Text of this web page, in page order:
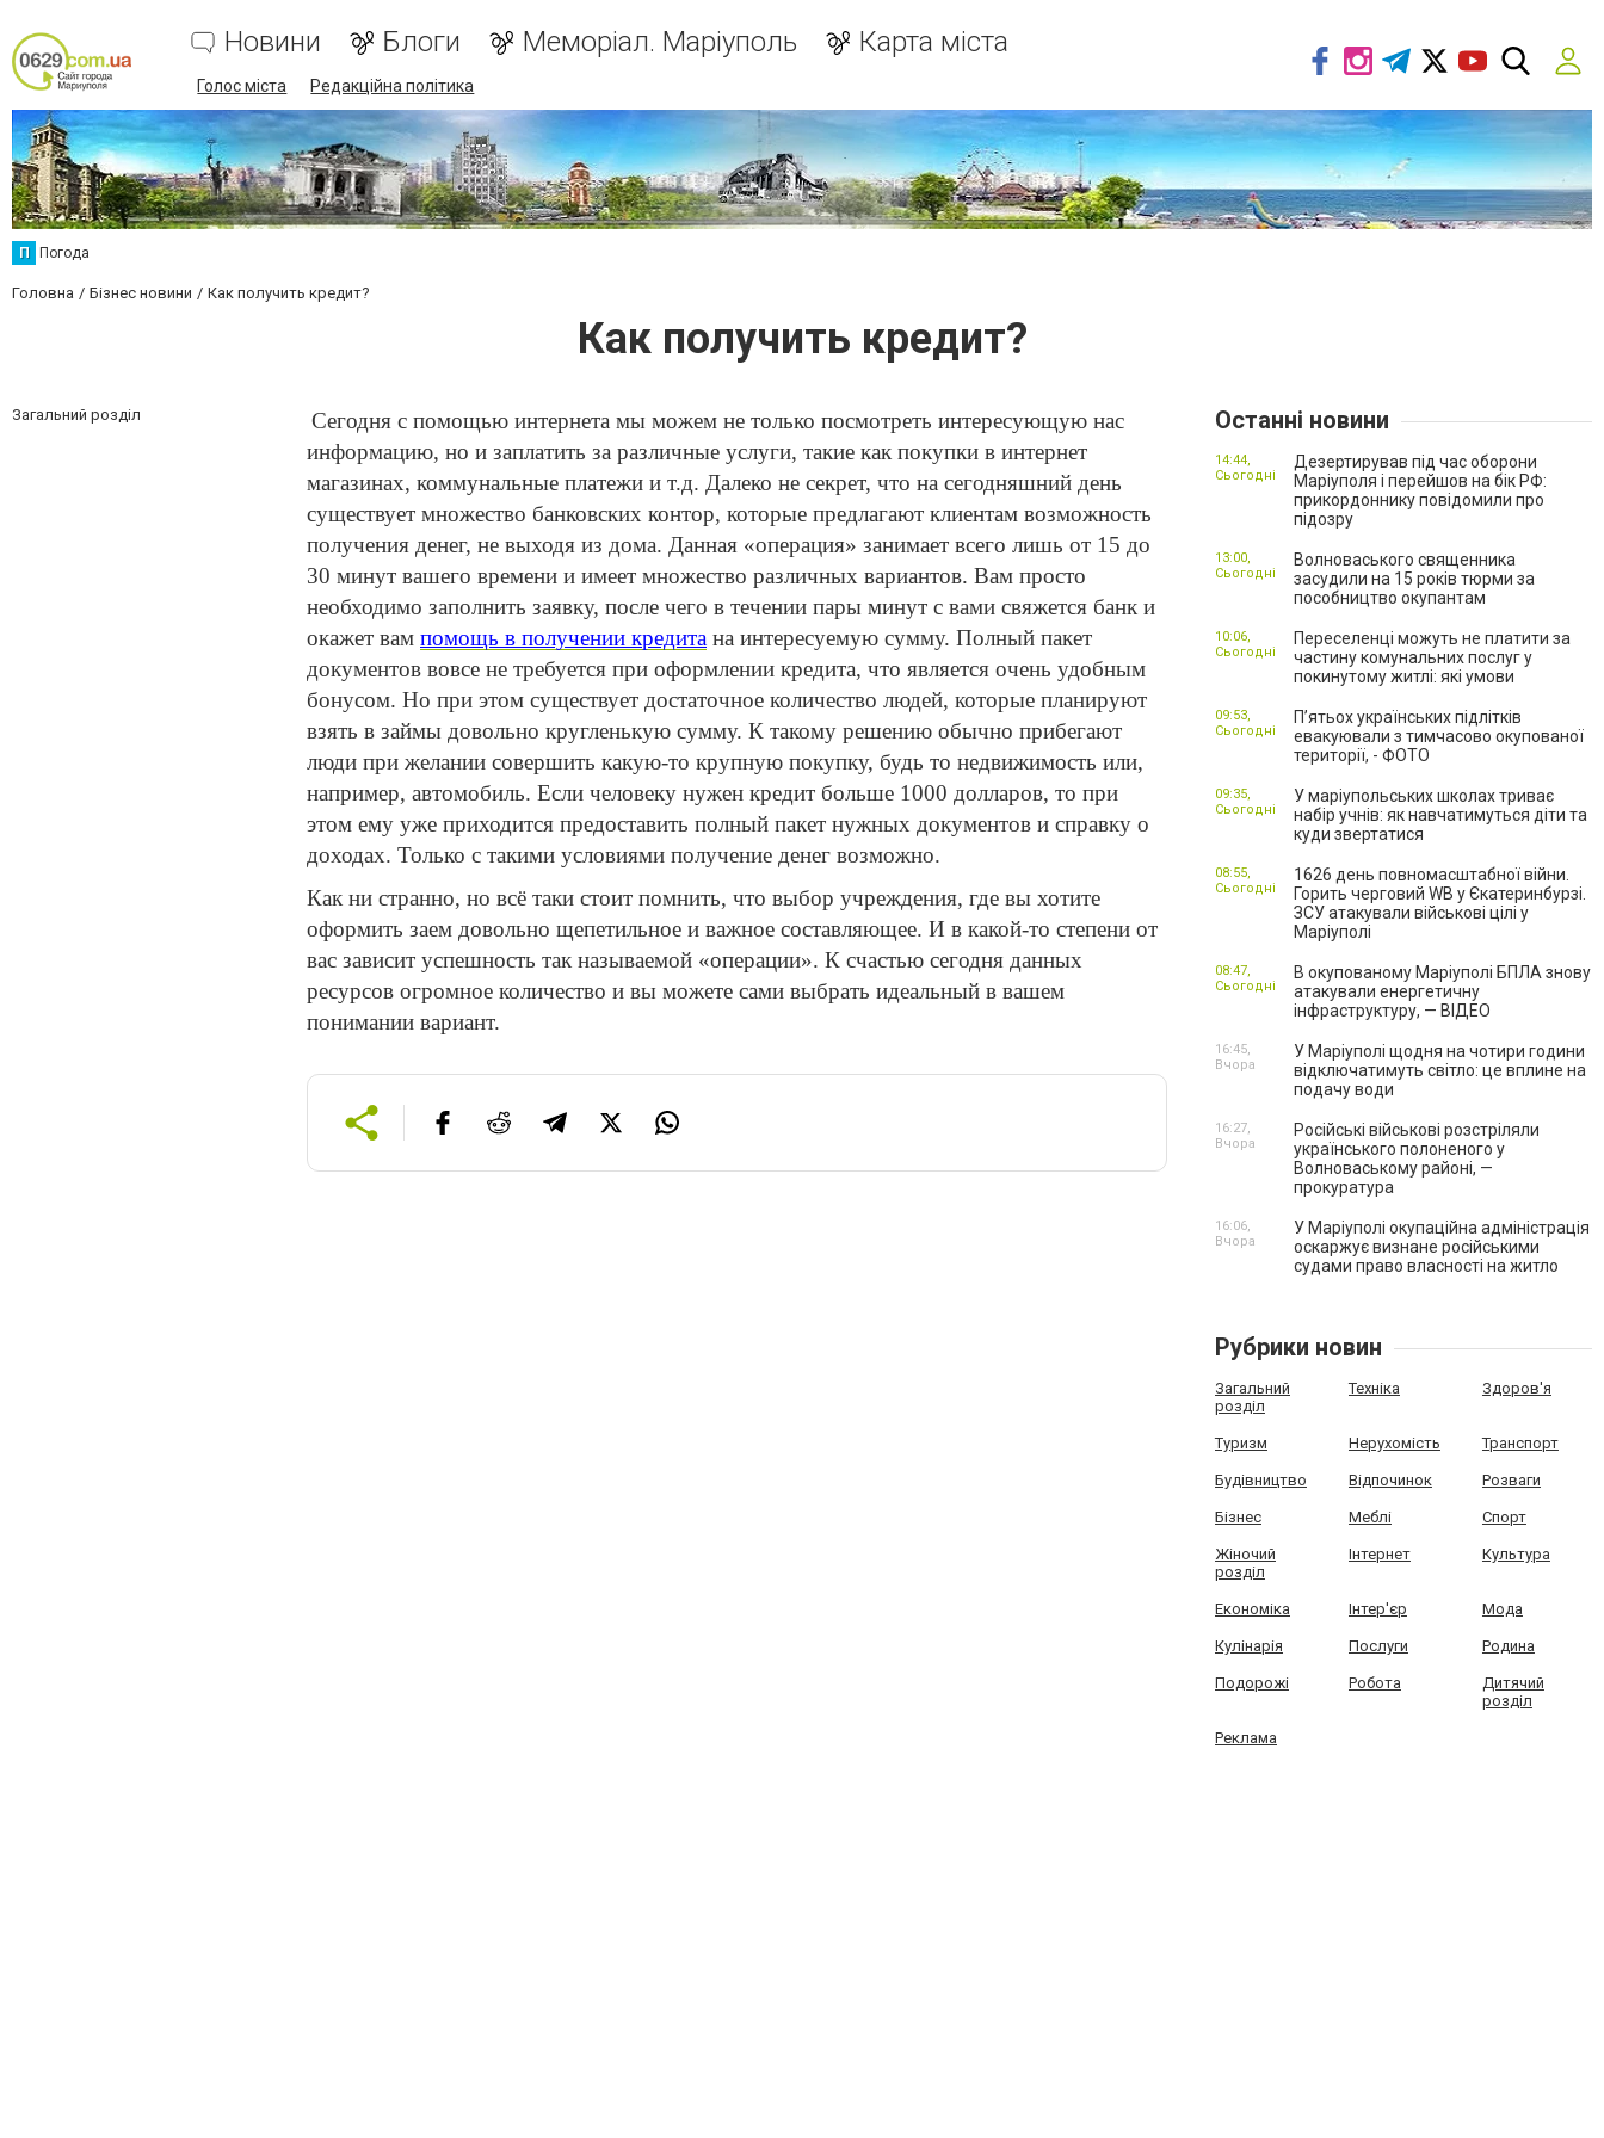
Новини Блоги Меморіал. Маріуполь Карта міста
Голос міста Редакційна політика
П Погода
Головна Бізнес новини Как получить кредит?
Как получить кредит?
Загальний розділ
Сегодня с помощью интернета мы можем не только посмотреть интересующую нас
информацию, но и заплатить за различные услуги, такие как покупки в интернет
магазинах, коммунальные платежи и т.д. Далеко не секрет, что на сегодняшний день
существует множество банковских контор, которые предлагают клиентам возможность
получения денег, не выходя из дома. Данная «операция» занимает всего лишь от 15 до
30 минут вашего времени и имеет множество различных вариантов. Вам просто
необходимо заполнить заявку, после чего в течении пары минут с вами свяжется банк и
окажет вам помощь в получении кредита на интересуемую сумму. Полный пакет
документов вовсе не требуется при оформлении кредита, что является очень удобным
бонусом. Но при этом существует достаточное количество людей, которые планируют
взять в займы довольно кругленькую сумму. К такому решению обычно прибегают
люди при желании совершить какую-то крупную покупку, будь то недвижимость или,
например, автомобиль. Если человеку нужен кредит больше 1000 долларов, то при
этом ему уже приходится предоставить полный пакет нужных документов и справку о
доходах. Только с такими условиями получение денег возможно.
Как ни странно, но всё таки стоит помнить, что выбор учреждения, где вы хотите
оформить заем довольно щепетильное и важное составляющее. И в какой-то степени от
вас зависит успешность так называемой «операции». К счастью сегодня данных
ресурсов огромное количество и вы можете сами выбрать идеальный в вашем
понимании вариант.
Останні новини
Дезертирував під час оборони
Маріуполя і перейшов на бік РФ:
прикордоннику повідомили про
підозру
14:44,
Сьогодні
Волноваського священника
засудили на 15 років тюрми за
пособництво окупантам
13:00,
Сьогодні
Переселенці можуть не платити за
частину комунальних послуг у
покинутому житлі: які умови
10:06,
Сьогодні
П’ятьох українських підлітків
евакуювали з тимчасово окупованої
території, - ФОТО
09:53,
Сьогодні
У маріупольських школах триває
набір учнів: як навчатимуться діти та
куди звертатися
09:35,
Сьогодні
1626 день повномасштабної війни.
Горить черговий WB у Єкатеринбурзі.
ЗСУ атакували військові цілі у
Маріуполі
08:55,
Сьогодні
В окупованому Маріуполі БПЛА знову
атакували енергетичну
інфраструктуру, — ВІДЕО
08:47,
Сьогодні
У Маріуполі щодня на чотири години
відключатимуть світло: це вплине на
подачу води
16:45,
Вчора
Російські військові розстріляли
українського полоненого у
Волноваському районі, —
прокуратура
16:27,
Вчора
У Маріуполі окупаційна адміністрація
оскаржує визнане російськими
судами право власності на житло
16:06,
Вчора
Рубрики новин
Загальний
розділ
Техніка Здоров'я
Туризм Нерухомість Транспорт
Будівництво Відпочинок Розваги
Бізнес Меблі Спорт
Жіночий
розділ
Інтернет Культура
Економіка Інтер'єр Мода
Кулінарія Послуги Родина
Подорожі Робота
Дитячий
розділ
Реклама